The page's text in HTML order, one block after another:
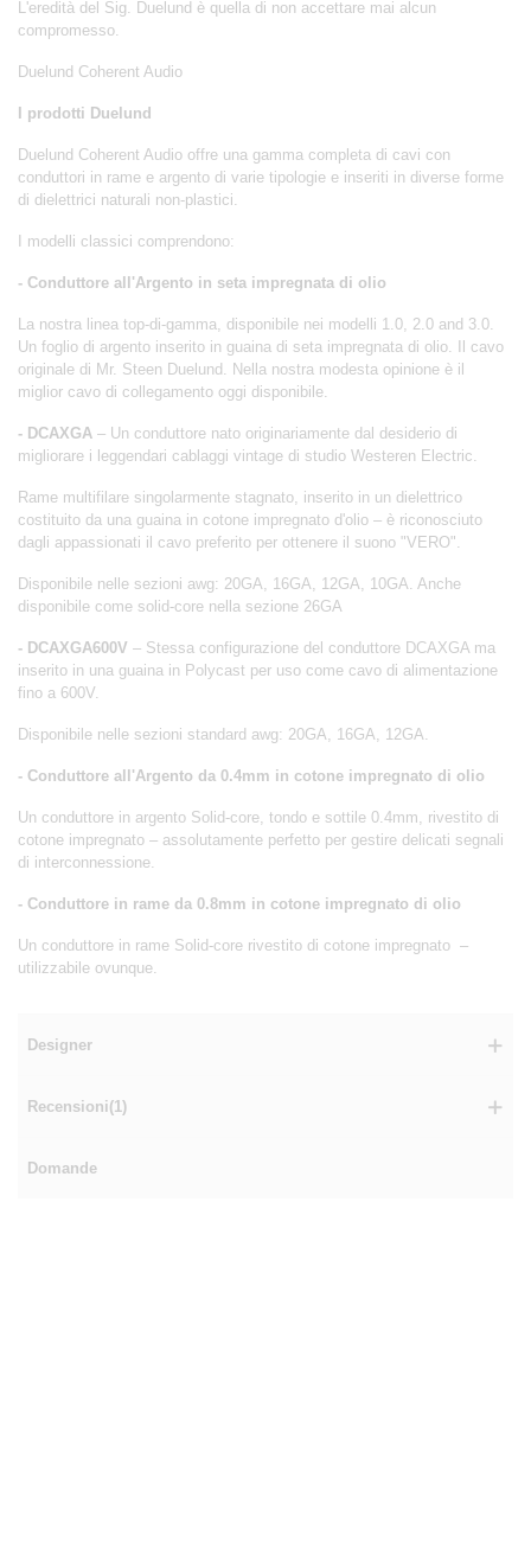
L'eredità del Sig. Duelund è quella di non accettare mai alcun
compromesso.
Duelund Coherent Audio
I prodotti Duelund
Duelund Coherent Audio offre una gamma completa di cavi con
conduttori in rame e argento di varie tipologie e inseriti in diverse forme
di dielettrici naturali non-plastici.
I modelli classici comprendono:
- Conduttore all'Argento in seta impregnata di olio
La nostra linea top-di-gamma, disponibile nei modelli 1.0, 2.0 and 3.0.
Un foglio di argento inserito in guaina di seta impregnata di olio. Il cavo
originale di Mr. Steen Duelund. Nella nostra modesta opinione è il
miglior cavo di collegamento oggi disponibile.
- DCAXGA – Un conduttore nato originariamente dal desiderio di
migliorare i leggendari cablaggi vintage di studio Westeren Electric.
Rame multifilare singolarmente stagnato, inserito in un dielettrico
costituito da una guaina in cotone impregnato d'olio – è riconosciuto
dagli appassionati il cavo preferito per ottenere il suono "VERO".
Disponibile nelle sezioni awg: 20GA, 16GA, 12GA, 10GA. Anche
disponibile come solid-core nella sezione 26GA
- DCAXGA600V – Stessa configurazione del conduttore DCAXGA ma
inserito in una guaina in Polycast per uso come cavo di alimentazione
fino a 600V.
Disponibile nelle sezioni standard awg: 20GA, 16GA, 12GA.
- Conduttore all'Argento da 0.4mm in cotone impregnato di olio
Un conduttore in argento Solid-core, tondo e sottile 0.4mm, rivestito di
cotone impregnato – assolutamente perfetto per gestire delicati segnali
di interconnessione.
- Conduttore in rame da 0.8mm in cotone impregnato di olio
Un conduttore in rame Solid-core rivestito di cotone impregnato –
utilizzabile ovunque.
Designer
Recensioni(1)
Domande